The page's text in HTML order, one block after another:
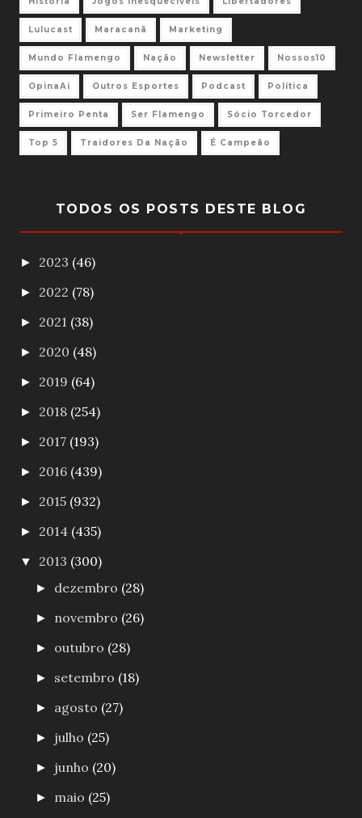
Lulucast Maracanã Marketing
Mundo Flamengo Nação Newsletter Nossos10
OpinaAi Outros Esportes Podcast Política
Primeiro Penta Ser Flamengo Sócio Torcedor
Top 5 Traidores Da Nação É Campeão
TODOS OS POSTS DESTE BLOG
► 2023 (46)
► 2022 (78)
► 2021 (38)
► 2020 (48)
► 2019 (64)
► 2018 (254)
► 2017 (193)
► 2016 (439)
► 2015 (932)
► 2014 (435)
▼ 2013 (300)
► dezembro (28)
► novembro (26)
► outubro (28)
► setembro (18)
► agosto (27)
► julho (25)
► junho (20)
► maio (25)